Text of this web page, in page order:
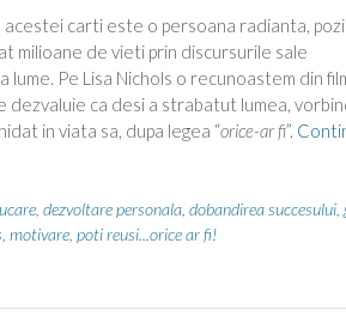
carti este o persoana radianta,
milioane de vieti prin discursurile sale
Pe Lisa Nichols o recunoastem din
dezvaluie ca desi a strabatut lumea,
in viata sa, dupa legea “orice-ar fi”.
, dezvoltare personala, dobandirea succesului,
motivare, poti reusi...orice ar fi!